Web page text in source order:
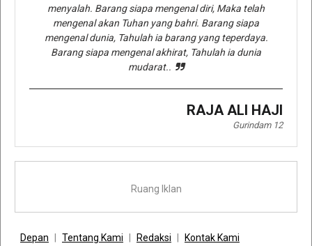
menyalah. Barang siapa mengenal diri, Maka telah
mengenal akan Tuhan yang bahri. Barang siapa
mengenal dunia, Tahulah ia barang yang teperdaya.
Barang siapa mengenal akhirat, Tahulah ia dunia
mudarat..
RAJA ALI HAJI
Gurindam 12
Ruang Iklan
Depan Tentang Kami Redaksi Kontak Kami